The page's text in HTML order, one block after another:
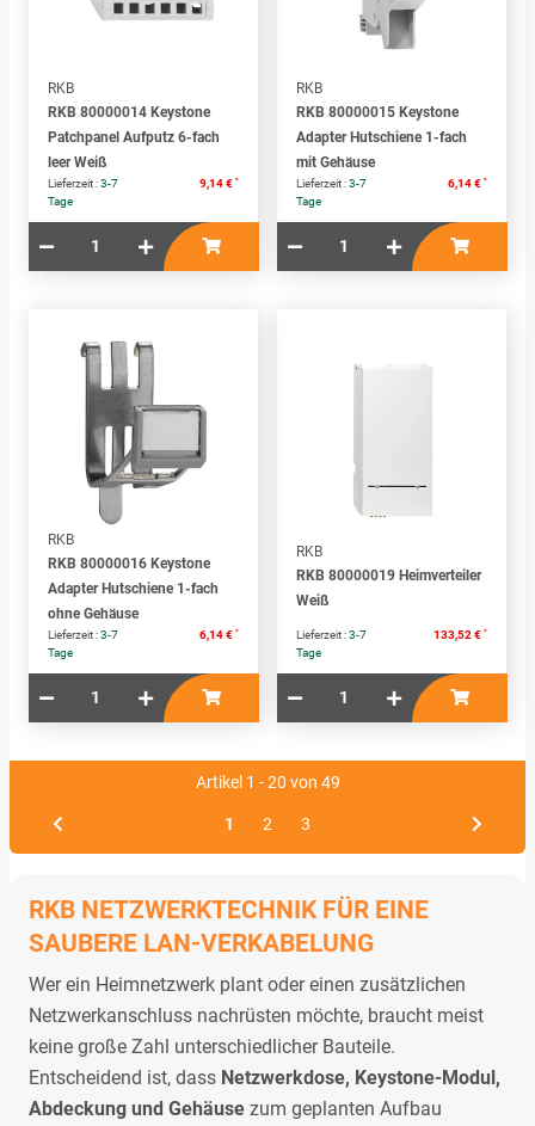
RKB
RKB 80000014 Keystone
Patchpanel Aufputz 6-fach
leer Weiß
Lieferzeit :3-7
Tage
9,14 € *
RKB
RKB 80000015 Keystone
Adapter Hutschiene 1-fach
mit Gehäuse
Lieferzeit :3-7
Tage
6,14 € *
RKB
RKB 80000016 Keystone
Adapter Hutschiene 1-fach
ohne Gehäuse
Lieferzeit :3-7
Tage
6,14 € *
RKB
RKB 80000019 Heimverteiler
Weiß
Lieferzeit :3-7
Tage
133,52 € *
Artikel 1 - 20 von 49
1 2 3
RKB NETZWERKTECHNIK FÜR EINE
SAUBERE LAN-VERKABELUNG
Wer ein Heimnetzwerk plant oder einen zusätzlichen
Netzwerkanschluss nachrüsten möchte, braucht meist
keine große Zahl unterschiedlicher Bauteile.
Entscheidend ist, dass Netzwerkdose, Keystone-Modul,
Abdeckung und Gehäuse zum geplanten Aufbau